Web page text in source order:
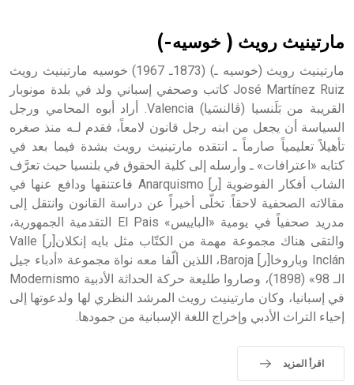
مارتينيث رويث ( خوسيه-)
مارتينيث رويث (خوسيه ـ) (1873ـ 1967) خوسيه مارتينيث رويث
José Martínez Ruiz كاتب وصحفي إسباني ولد في بلدة مونوبار
القريبة من بَلَنسيا (ڤالنسَيا) Valencia. أراد أبوه المحامي ورجل
السياسة أن يجعل من ابنه رجل قانون لامعاً، فقدم لـه منذ صغره
تأهيلاً تعليمياً صارماً ـ انتقده مارتينيث رويث بشدة فيما بعد في
كتابه «اعترافات» ـ وأرسله إلى كلية الحقوق في بلنسيا حيث تعرَّف
الشاب أفكار الفوضوية [ر] Anarquismo فاعتنقها ودافع عنها في
مقالاته الصحفية لاحقاً. تخلّى أخيراً عن دراسة القانون وانتقل إلى
مدريد صحفياً في يومية «الباييس» El Pais التقدمية الجمهورية،
والتقى هناك مجموعة مهمة من الكتّاب مثل بايه إنكلان[ر] Valle
Inclán وباروخا[ر] Baroja، اللذين ألّفا معه نواة مجموعة «أدباء جيل
الـ 98» (1898)، وصاروا طليعة حركة الحداثة الأدبية Modernismo
في إسبانيا، وكان مارتينيث رويث المرشد النظري لها ولدعوتها إلى
إحياء التراث الأدبي وإخراج اللغة الإسبانية من جمودها.
اقرأ المزيد